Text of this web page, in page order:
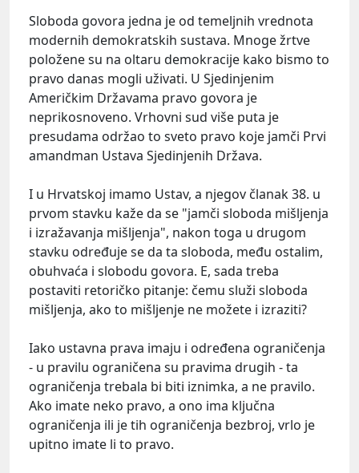
Sloboda govora jedna je od temeljnih vrednota
modernih demokratskih sustava. Mnoge žrtve
položene su na oltaru demokracije kako bismo to
pravo danas mogli uživati. U Sjedinjenim
Američkim Državama pravo govora je
neprikosnoveno. Vrhovni sud više puta je
presudama održao to sveto pravo koje jamči Prvi
amandman Ustava Sjedinjenih Država.
I u Hrvatskoj imamo Ustav, a njegov članak 38. u
prvom stavku kaže da se "jamči sloboda mišljenja
i izražavanja mišljenja", nakon toga u drugom
stavku određuje se da ta sloboda, među ostalim,
obuhvaća i slobodu govora. E, sada treba
postaviti retoričko pitanje: čemu služi sloboda
mišljenja, ako to mišljenje ne možete i izraziti?
Iako ustavna prava imaju i određena ograničenja
- u pravilu ograničena su pravima drugih - ta
ograničenja trebala bi biti iznimka, a ne pravilo.
Ako imate neko pravo, a ono ima ključna
ograničenja ili je tih ograničenja bezbroj, vrlo je
upitno imate li to pravo.